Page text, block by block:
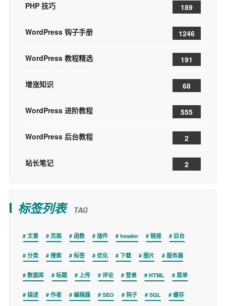
PHP 技巧 189
WordPress 钩子手册 1246
WordPress 教程精选 191
增涨知识 68
WordPress 进阶教程 555
WordPress 后台教程 2
站长笔记 2
标签列表 TAG
文章 页面 函数 插件 header 链接 后台
分类 搜索 标签 优化 下载 图片 服务器
数据库 标题 上传 评论 登录 HTML 菜单
描述 作者 编辑器 SEO 钩子 SQL 缓存